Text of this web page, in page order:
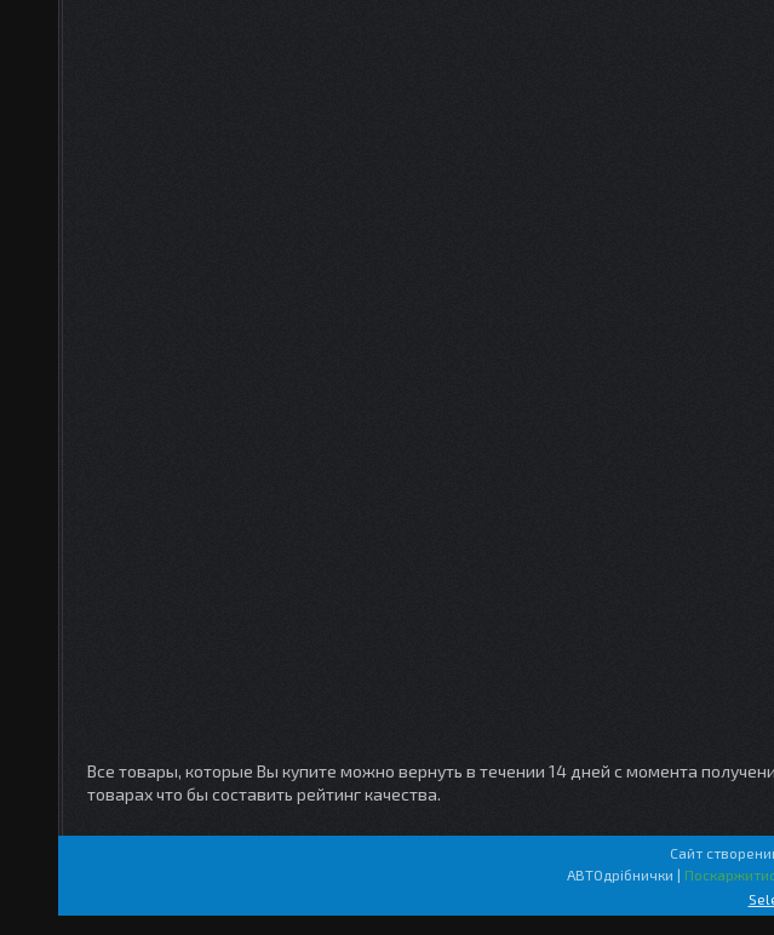
Все товары, которые Вы купите можно вернуть в течении 14 дней с момента
товарах что бы составить рейтинг качества.
Сайт
АВТОдрібнички |